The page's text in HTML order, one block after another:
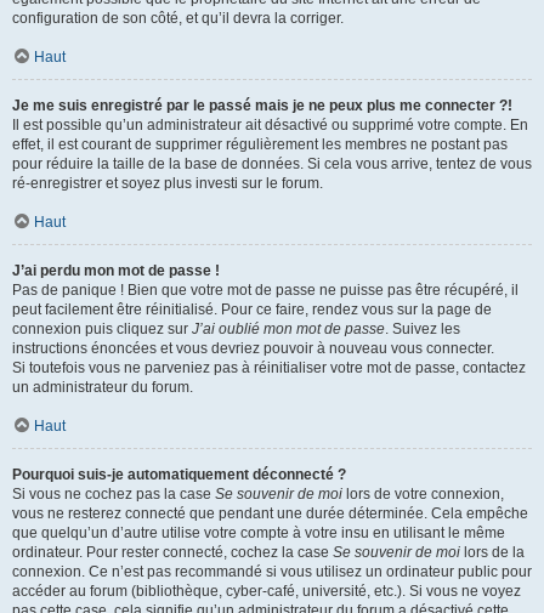
configuration de son côté, et qu’il devra la corriger.
Haut
Je me suis enregistré par le passé mais je ne peux plus me connecter ?!
Il est possible qu’un administrateur ait désactivé ou supprimé votre compte. En
effet, il est courant de supprimer régulièrement les membres ne postant pas
pour réduire la taille de la base de données. Si cela vous arrive, tentez de vous
ré-enregistrer et soyez plus investi sur le forum.
Haut
J’ai perdu mon mot de passe !
Pas de panique ! Bien que votre mot de passe ne puisse pas être récupéré, il
peut facilement être réinitialisé. Pour ce faire, rendez vous sur la page de
connexion puis cliquez sur J’ai oublié mon mot de passe. Suivez les
instructions énoncées et vous devriez pouvoir à nouveau vous connecter.
Si toutefois vous ne parveniez pas à réinitialiser votre mot de passe, contactez
un administrateur du forum.
Haut
Pourquoi suis-je automatiquement déconnecté ?
Si vous ne cochez pas la case Se souvenir de moi lors de votre connexion,
vous ne resterez connecté que pendant une durée déterminée. Cela empêche
que quelqu’un d’autre utilise votre compte à votre insu en utilisant le même
ordinateur. Pour rester connecté, cochez la case Se souvenir de moi lors de la
connexion. Ce n’est pas recommandé si vous utilisez un ordinateur public pour
accéder au forum (bibliothèque, cyber-café, université, etc.). Si vous ne voyez